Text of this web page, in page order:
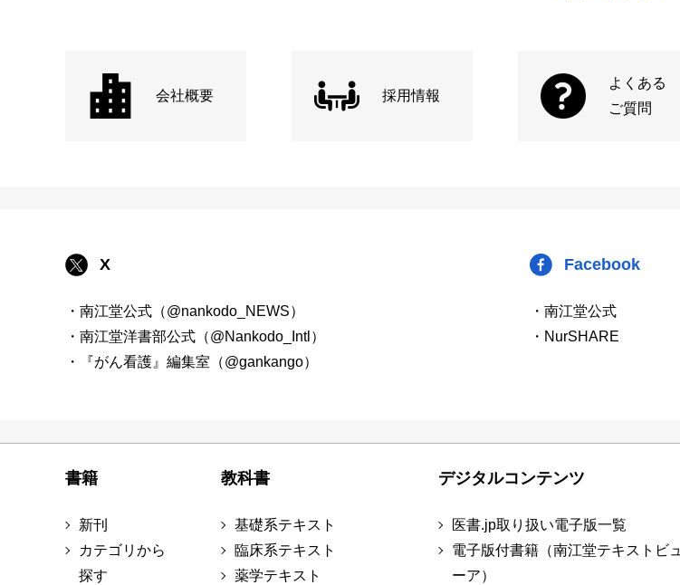
会社概要 採用情報
よくある
ご質問
X
・南江堂公式（@nankodo_NEWS）
・南江堂洋書部公式（@Nankodo_Intl）
・『がん看護』編集室（@gankango）
Facebook
・南江堂公式
・NurSHARE
書籍
新刊
カテゴリから
探す
教科書
基礎系テキスト
臨床系テキスト
薬学テキスト
デジタルコンテンツ
医書.jp取り扱い電子版一覧
電子版付書籍（南江堂テキストビュ
ーア）